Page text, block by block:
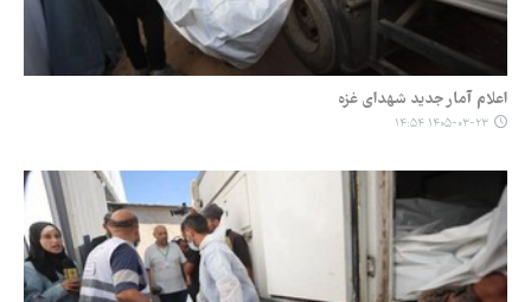
اعلام آمار جدید شهدای غزه
۱۴۰۵-۰۳-۲۳ ۱۴:۵۴